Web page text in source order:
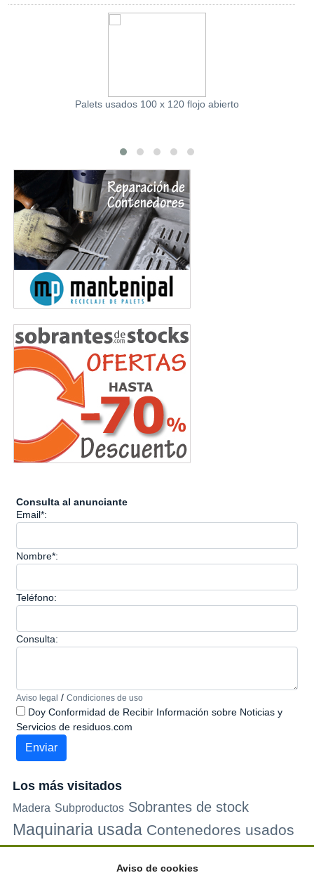
Palets usados 100 x 120 flojo abierto
Consulta al anunciante
Email*:
Nombre*:
Teléfono:
Consulta:
Aviso legal / Condiciones de uso
Doy Conformidad de Recibir Información sobre Noticias y
Servicios de residuos.com
Los más visitados
Madera Subproductos Sobrantes de stock
Maquinaria usada Contenedores usados
Palets de plastico Electrodomesticos
Aviso de cookies